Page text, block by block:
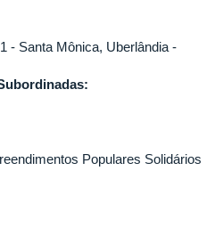
- Santa Mônica, Uberlândia -
Populares Solidários